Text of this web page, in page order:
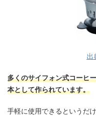
出
多くのサイフォン式コーヒ
本として作られています。
手軽に使用できるというだ